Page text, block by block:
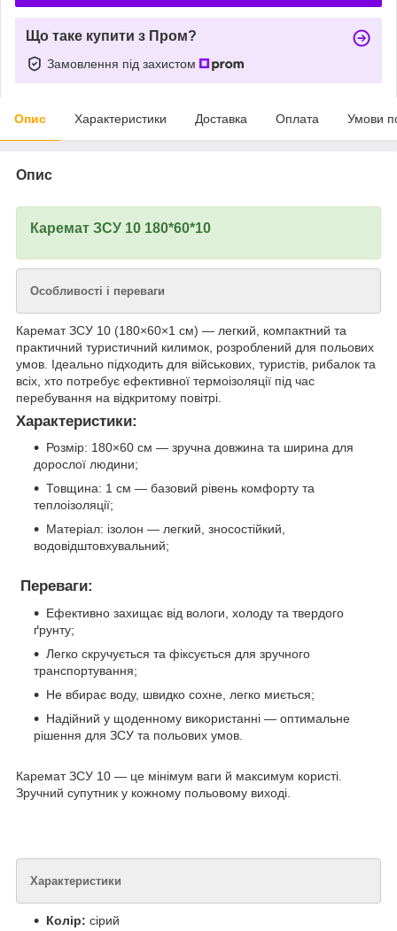
Що таке купити з Пром?
Замовлення під захистом
Опис Характеристики Доставка Оплата Умови
Опис
Каремат ЗСУ 10 180*60*10
Особливості і переваги
Каремат ЗСУ 10 (180×60×1 см) — легкий, компактний та
практичний туристичний килимок, розроблений для польових
умов. Ідеально підходить для військових, туристів, рибалок та
всіх, хто потребує ефективної термоізоляції під час
перебування на відкритому повітрі.
Характеристики:
Розмір: 180×60 см — зручна довжина та ширина для
дорослої людини;
Товщина: 1 см — базовий рівень комфорту та
теплоізоляції;
Матеріал: ізолон — легкий, зносостійкий,
водовідштовхувальний;
Переваги:
Ефективно захищає від вологи, холоду та твердого
ґрунту;
Легко скручується та фіксується для зручного
транспортування;
Не вбирає воду, швидко сохне, легко миється;
Надійний у щоденному використанні — оптимальне
рішення для ЗСУ та польових умов.
Каремат ЗСУ 10 — це мінімум ваги й максимум користі.
Зручний супутник у кожному польовому виході.
Характеристики
Колір: сірий